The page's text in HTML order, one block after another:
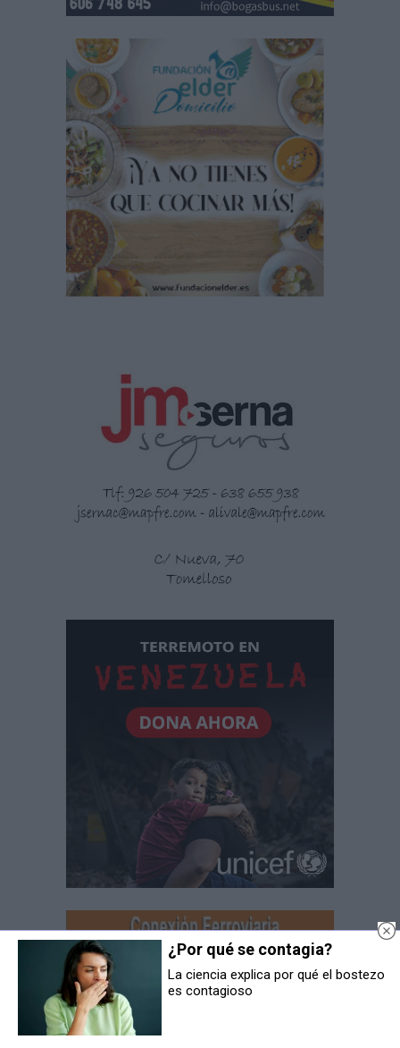
¿Por qué se contagia?
La ciencia explica por qué el bostezo
es contagioso